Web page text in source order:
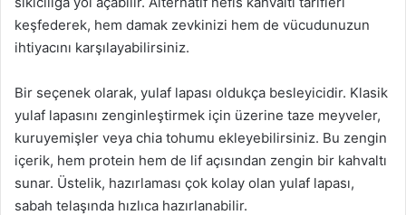
keşfederek, hem damak zevkinizi hem de vücudunuzun
ihtiyacını karşılayabilirsiniz.
Bir seçenek olarak, yulaf lapası oldukça besleyicidir. Klasik
yulaf lapasını zenginleştirmek için üzerine taze meyveler,
kuruyemişler veya chia tohumu ekleyebilirsiniz. Bu zengin
içerik, hem protein hem de lif açısından zengin bir kahvaltı
sunar. Üstelik, hazırlaması çok kolay olan yulaf lapası,
sabah telaşında hızlıca hazırlanabilir.